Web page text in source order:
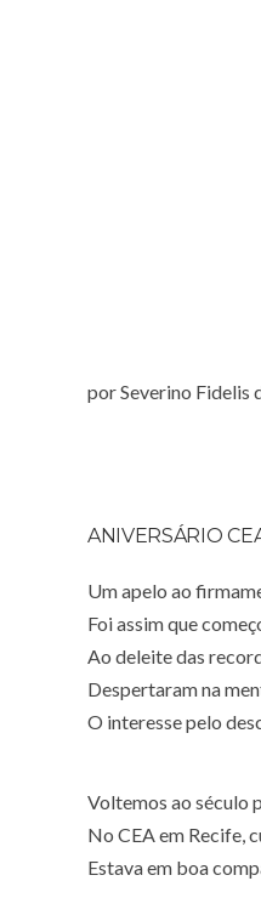
por Severino Fidelis
ANIVERSÁRIO
Um apelo ao
Foi assim que
Ao deleite das
Despertaram na
O interesse pelo
Voltemos ao século
No CEA em Recife,
Estava em boa